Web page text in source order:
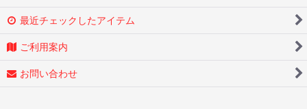
最近チェックしたアイテム
ご利用案内
お問い合わせ